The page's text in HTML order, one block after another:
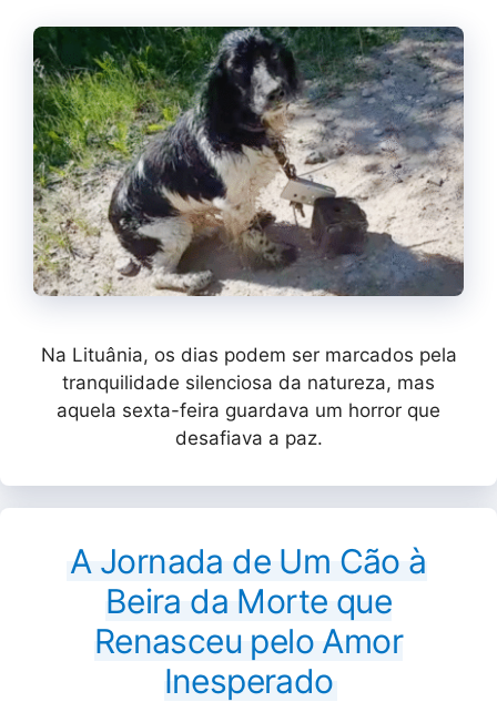
Na Lituânia, os dias podem ser marcados pela
tranquilidade silenciosa da natureza, mas
aquela sexta-feira guardava um horror que
desafiava a paz.
A Jornada de Um Cão à
Beira da Morte que
Renasceu pelo Amor
Inesperado